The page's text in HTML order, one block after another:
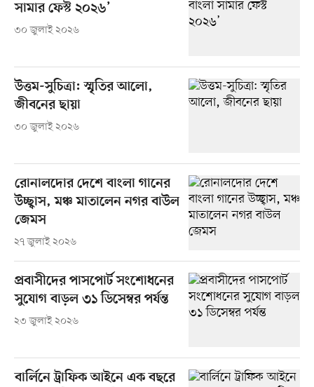
সামার ফেস্ট ২০২৬’
৩০ জুলাই ২০২৬
উত্তম-সুচিত্রা: স্মৃতির আলো,
জীবনের ছায়া
৩০ জুলাই ২০২৬
রোনালদোর দেশে বাংলা গানের
উচ্ছ্বাস, মঞ্চ মাতালেন নগর বাউল
জেমস
২৭ জুলাই ২০২৬
প্রবাসীদের পাসপোর্ট সংশোধনের
সুযোগ বাড়ল ৩১ ডিসেম্বর পর্যন্ত
২৩ জুলাই ২০২৬
বার্লিনে ট্রাফিক আইনে এক বছরে